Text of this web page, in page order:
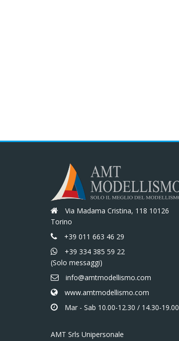
Via Madama Cristina, 118 10126
Torino
+39 011 663 46 29
+39 334 385 59 22
(Solo messaggi)
info@amtmodellismo.com
www.amtmodellismo.com
Mar - Sab 10.00-12.30 / 14.30-19.00
AMT Srls Unipersonale